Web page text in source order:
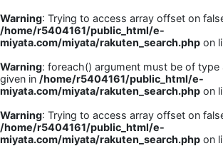
Warning: Trying to access array offset on
/home/r5404161/public_html/e-
miyata.com/miyata/rakuten_search.php on
Warning: foreach() argument must be of type
given in /home/r5404161/public_html/e-
miyata.com/miyata/rakuten_search.php on
Warning: Trying to access array offset on
/home/r5404161/public_html/e-
miyata.com/miyata/rakuten_search.php on